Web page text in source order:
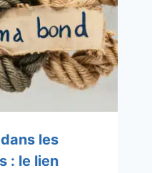
les
: le lien